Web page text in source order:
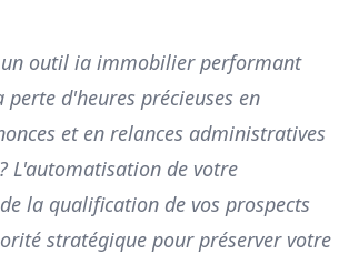
un outil ia immobilier performant
d'heures précieuses en
et en relances administratives
L'automatisation de votre
la qualification de vos prospects
stratégique pour préserver votre